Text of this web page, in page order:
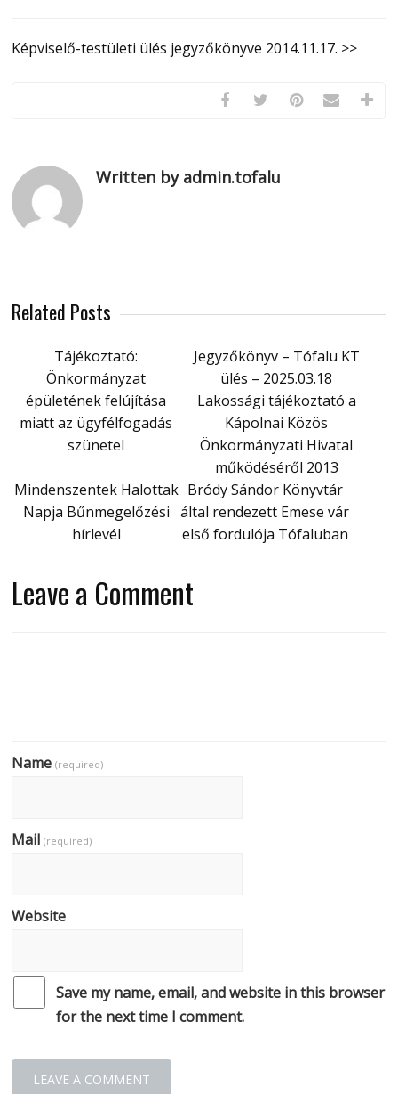
Képviselő-testületi ülés jegyzőkönyve 2014.11.17. >>
Written by admin.tofalu
Related Posts
Tájékoztató:
Önkormányzat
épületének felújítása
miatt az ügyfélfogadás
szünetel
Jegyzőkönyv – Tófalu KT
ülés – 2025.03.18
Lakossági tájékoztató a
Kápolnai Közös
Önkormányzati Hivatal
működéséről 2013
Mindenszentek Halottak
Napja Bűnmegelőzési
hírlevél
Bródy Sándor Könyvtár
által rendezett Emese vár
első fordulója Tófaluban
Leave a Comment
Name(required)
Mail(required)
Website
Save my name, email, and website in this browser
for the next time I comment.